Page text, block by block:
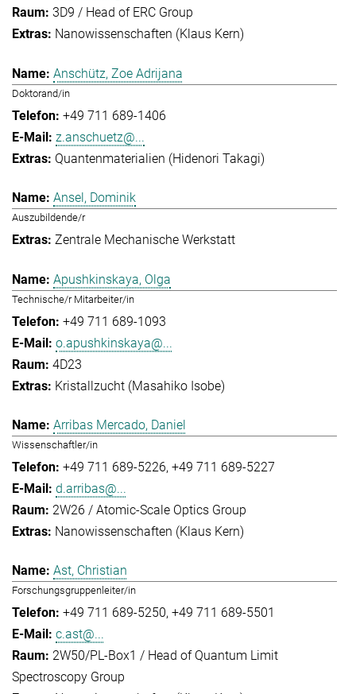
3D9 / Head of ERC Group
Nanowissenschaften (Klaus Kern)
Anschütz, Zoe Adrijana
Doktorand/in
+49 711 689-1406
z.anschuetz@...
Quantenmaterialien (Hidenori Takagi)
Ansel, Dominik
Auszubildende/r
Zentrale Mechanische Werkstatt
Apushkinskaya, Olga
Technische/r Mitarbeiter/in
+49 711 689-1093
o.apushkinskaya@...
4D23
Kristallzucht (Masahiko Isobe)
Arribas Mercado, Daniel
Wissenschaftler/in
+49 711 689-5226 +49 711 689-5227
d.arribas@...
2W26 / Atomic-Scale Optics Group
Nanowissenschaften (Klaus Kern)
Ast, Christian
Forschungsgruppenleiter/in
+49 711 689-5250 +49 711 689-5501
c.ast@...
2W50/PL-Box1 / Head of Quantum Limit
Spectroscopy Group